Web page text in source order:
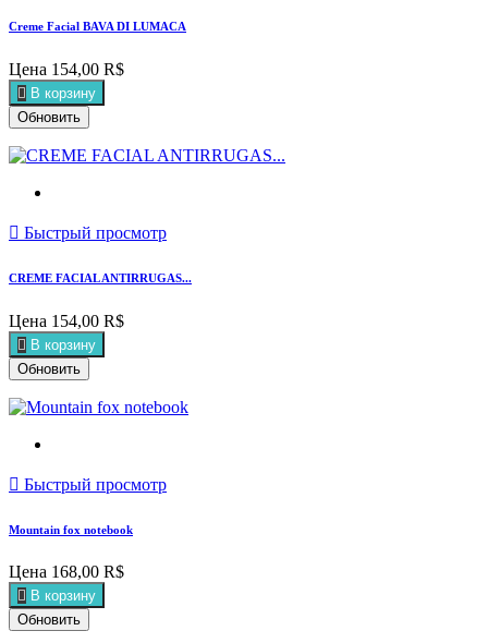
Creme Facial BAVA DI LUMACA
Цена 154,00 R$
 В корзину
 Быстрый просмотр
CREME FACIAL ANTIRRUGAS...
Цена 154,00 R$
 В корзину
 Быстрый просмотр
Mountain fox notebook
Цена 168,00 R$
 В корзину